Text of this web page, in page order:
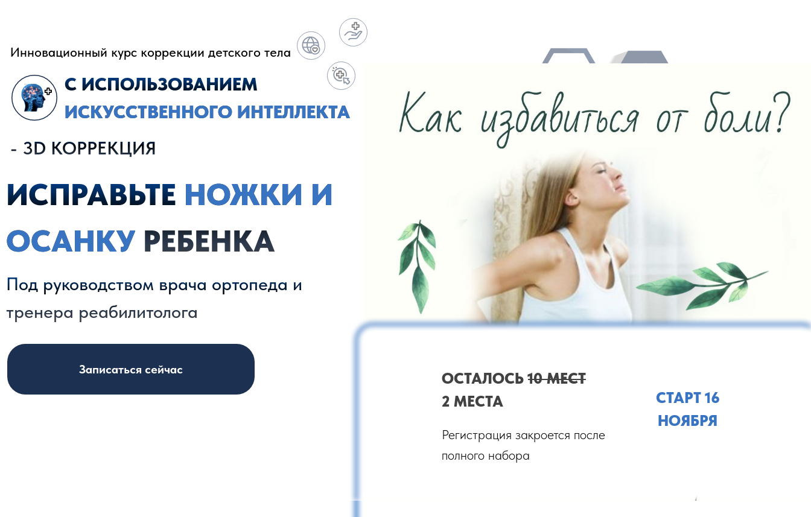
Под руководством врача ортопеда и
тренера реабилитолога
Инновационный курс коррекции детского тела
ИСПРАВЬТЕ НОЖКИ И
ОСАНКУ РЕБЕНКА
С ИСПОЛЬЗОВАНИЕМ
ИСКУССТВЕННОГО ИНТЕЛЛЕКТА
- 3D КОРРЕКЦИЯ
СТАРТ 16
НОЯБРЯ
Регистрация закроется после
полного набора
ОСТАЛОСЬ10 МЕСТ
2 МЕСТА
Записаться сейчас